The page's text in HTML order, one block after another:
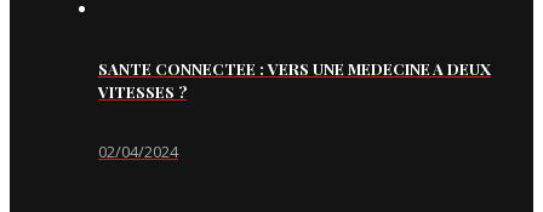
SANTE CONNECTEE : VERS UNE MEDECINE A DEUX
VITESSES ?
02/04/2024